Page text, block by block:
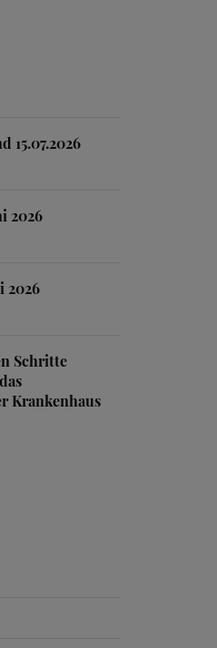
15.07.2026
2026
2026
Schritte
Krankenhaus